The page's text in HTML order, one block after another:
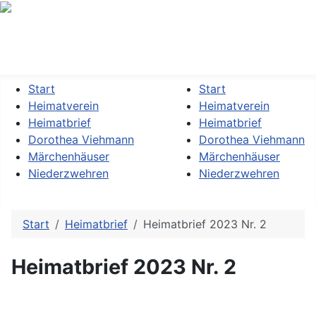
Start
Heimatverein
Heimatbrief
Dorothea Viehmann
Märchenhäuser
Niederzwehren
Start
Heimatverein
Heimatbrief
Dorothea Viehmann
Märchenhäuser
Niederzwehren
Start Heimatbrief Heimatbrief 2023 Nr. 2
Heimatbrief 2023 Nr. 2